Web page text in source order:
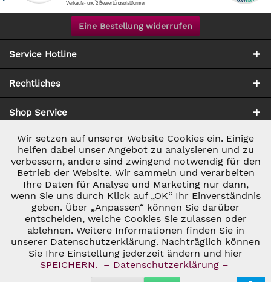
Eine Bestellung widerrufen
Service Hotline
Rechtliches
Shop Service
Zahlung & Versand
* ALLE PREISE INKL. GESETZL. UMSATZSTEUER ZZGL.
VERSANDKOSTEN UND GGF. NACHNAHMEGEBÜHREN, WENN NICHT
ANDERS BESCHRIEBEN
© 2026 C&D WEINHANDEL - ALL RIGHTS RESERVED. THEME BY
THEMEWARE®
Notwendig Aktiv
Marketing Inaktiv
Tracking Inaktiv
Personalisierung Inaktiv
Wir setzen auf unserer Website Cookies ein. Einige
helfen dabei unser Angebot zu analysieren und zu
verbessern, andere sind zwingend notwendig für den
Betrieb der Website. Wir sammeln und verarbeiten
Ihre Daten für Analyse und Marketing nur dann,
wenn Sie uns durch Klick auf „OK“ Ihr Einverständnis
geben. Über „Anpassen“ können Sie darüber
entscheiden, welche Cookies Sie zulassen oder
ablehnen. Weitere Informationen finden Sie in
unserer Datenschutzerklärung. Nachträglich können
Sie Ihre Einstellung jederzeit ändern und hier
SPEICHERN.
– Datenschutzerklärung –